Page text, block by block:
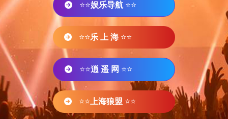
⭐⭐娱乐导航 ⭐⭐
⭐⭐乐 上 海 ⭐⭐
⭐⭐逍 遥 网 ⭐⭐
⭐⭐ 上海狼盟 ⭐⭐